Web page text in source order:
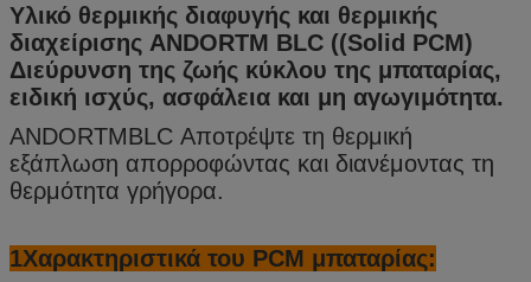
Υλικό θερμικής διαφυγής και θερμικής
διαχείρισης ANDORTM BLC ((Solid PCM)
Διεύρυνση της ζωής κύκλου της μπαταρίας,
ειδική ισχύς, ασφάλεια και μη αγωγιμότητα.
ANDORTMBLC Αποτρέψτε τη θερμική
εξάπλωση απορροφώντας και διανέμοντας τη
θερμότητα γρήγορα.
1Χαρακτηριστικά του PCM μπαταρίας: